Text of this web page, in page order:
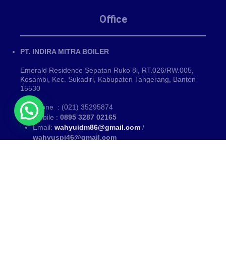
Office
PT. INDIRA MITRA BOILER
Emerald Residence Sepatan Ruko 8i, RT.026/RW.005,
Kosambi, Kec. Sukadiri, Kabupaten Tangerang, Banten
15530
Phone : (021) 35295874
Mobile : 0895 3287 02165
Email: wahyuidm86@gmail.com /
wahyuspi46@gmail.com